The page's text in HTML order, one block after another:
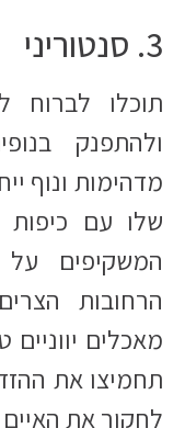
3. סנטוריני
תוכלו לברוח
ולהתפנק
מדהימות ונוף
שלו עם כיפות
המשקיפים על
הרחובות
מאכלים
תחמיצו את
לחקור את